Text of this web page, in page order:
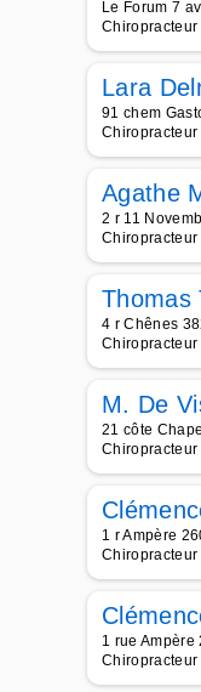
Le Forum 7
Chiropracteur
Lara
91 chem
Chiropracteur
Agathe
2 r 11
Chiropracteur
Thomas
4 r Chênes
Chiropracteur
M. De
21 côte
Chiropracteur
1 r Ampère
Chiropracteur
1 rue
Chiropracteur